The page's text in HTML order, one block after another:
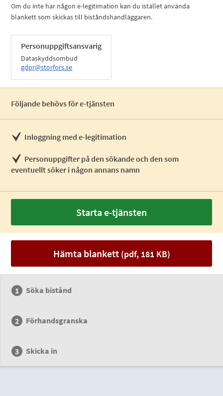
Om du inte har någon e-legitimation kan du istället använda
blankett som skickas till biståndshandläggaren.
Personuppgiftsansvarig
Dataskyddsombud
gdpr@storfors.se
Följande behövs för e-tjänsten
Inloggning med e-legitimation
Personuppgifter på den sökande och den som
eventuellt söker i någon annans namn
Starta e-tjänsten
Hämta blankett(pdf, 181 KB)
Söka bistånd
Förhandsgranska
Skicka in